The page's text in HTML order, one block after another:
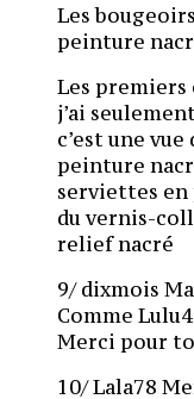
Les
peinture
Les
j’ai
c’est une vue
peinture
serviettes en
du vernis-
relief nacré
9/ dixmois
Comme
Merci pour
10/ Lala78